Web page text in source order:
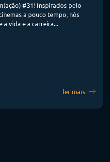
#31! Inspirados pelo
a pouco tempo, nós
vida e a carreira...
ler mais